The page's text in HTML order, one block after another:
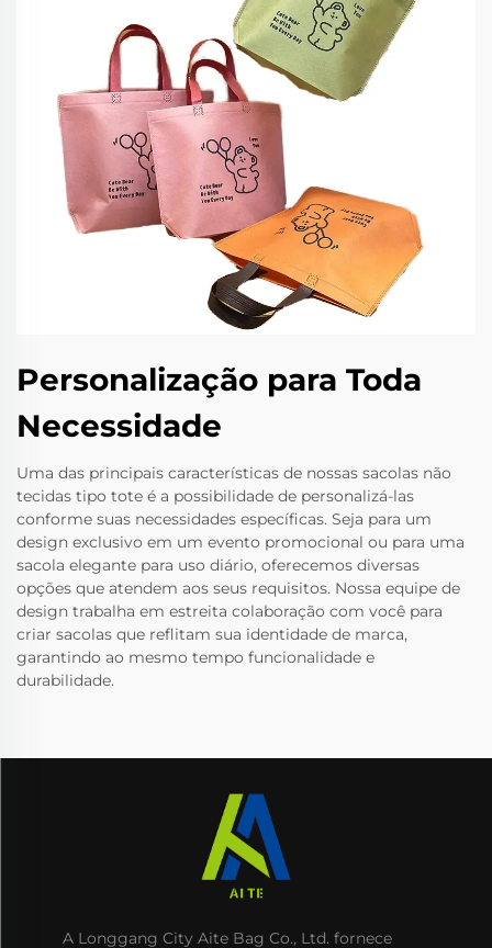
Personalização para Toda
Necessidade
Uma das principais características de nossas sacolas não
tecidas tipo tote é a possibilidade de personalizá-las
conforme suas necessidades específicas. Seja para um
design exclusivo em um evento promocional ou para uma
sacola elegante para uso diário, oferecemos diversas
opções que atendem aos seus requisitos. Nossa equipe de
design trabalha em estreita colaboração com você para
criar sacolas que reflitam sua identidade de marca,
garantindo ao mesmo tempo funcionalidade e
durabilidade.
A Longgang City Aite Bag Co., Ltd. fornece